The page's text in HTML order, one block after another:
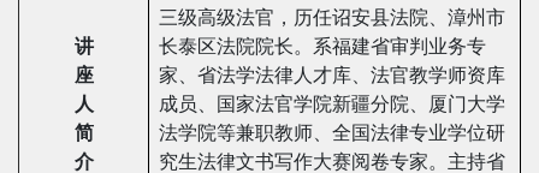
讲
座
人
简
介
三级高级法官，历任诏安县法院、漳州市
长泰区法院院长。系福建省审判业务专
家、省法学法律人才库、法官教学师资库
成员、国家法官学院新疆分院、厦门大学
法学院等兼职教师、全国法律专业学位研
究生法律文书写作大赛阅卷专家。主持省